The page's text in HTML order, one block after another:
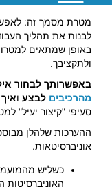
מטרת מסמך זה:
לבנות את תהליך
באופן שמתאים
ולתקציבך.
באפשרותך לבחור
מהרכיבים לבצעואיך
סעיפי "קיצור יעיל"
ההערכות שלהלן
אוניברסיטאות.
כשליש
האוניברסיטות